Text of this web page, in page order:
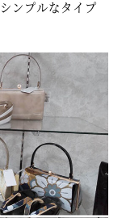
ンプルなタイプ